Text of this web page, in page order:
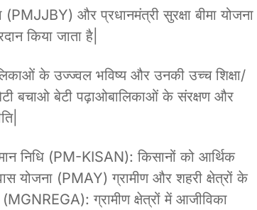
(PMJJBY) और प्रधानमंत्री सुरक्षा बीमा योजना
किया जाता है|
के उज्ज्वल भविष्य और उनकी उच्च शिक्षा/
बचाओ बेटी पढ़ाओबालिकाओं के संरक्षण और
निधि (PM-KISAN): किसानों को आर्थिक
योजना (PMAY) ग्रामीण और शहरी क्षेत्रों के
ग्रामीण क्षेत्रों में आजीविका